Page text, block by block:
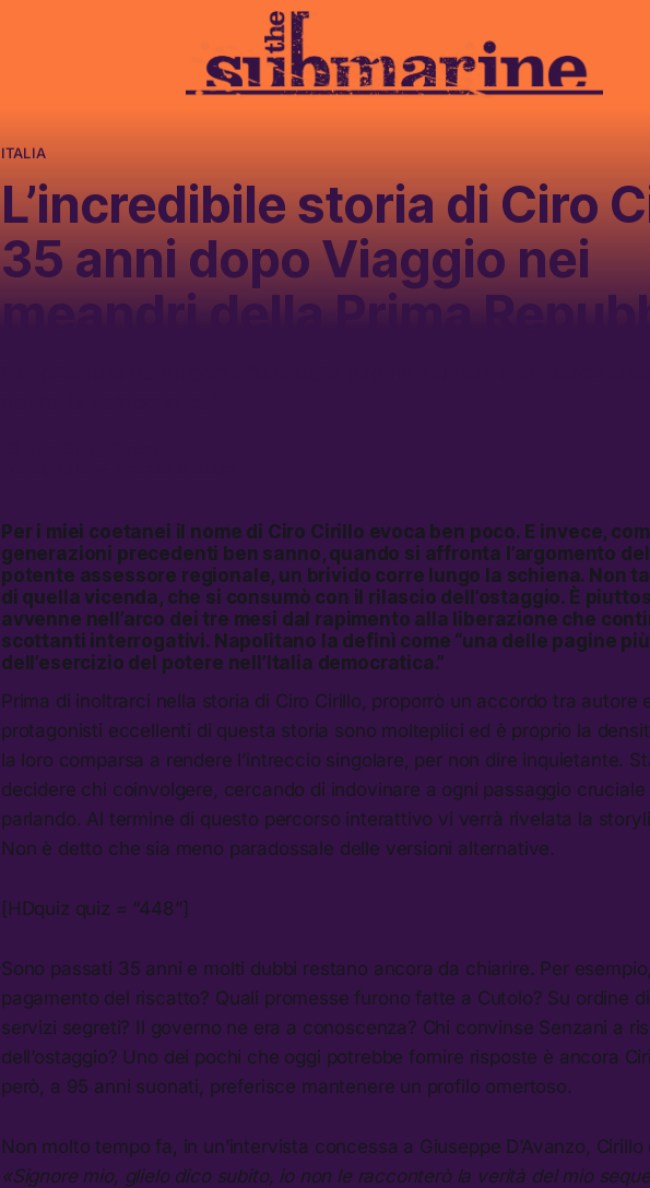
ITALIA
L’incredibile storia di Ciro
35 anni dopo Viaggio nei
meandri della Prima
Per i miei coetanei il nome di Ciro Cirillo evoca ben poco. E invece,
generazioni precedenti ben sanno, quando si affronta l’argomento
potente assessore regionale, un brivido corre lungo la schiena. Non
di quella vicenda, che si consumò con il rilascio dell’ostaggio. È
avvenne nell’arco dei tre mesi dal rapimento alla liberazione che
scottanti interrogativi. Napolitano la definì come “una delle pagine
dell’esercizio del potere nell’Italia democratica.”
Prima di inoltrarci nella storia di Ciro Cirillo, proporrò un accordo tra autore
protagonisti eccellenti di questa storia sono molteplici ed è proprio la
la loro comparsa a rendere l’intreccio singolare, per non dire inquietante.
decidere chi coinvolgere, cercando di indovinare a ogni passaggio cruciale
parlando. Al termine di questo percorso interattivo vi verrà rivelata la
Non è detto che sia meno paradossale delle versioni alternative.
[HDquiz quiz = “448”]
Sono passati 35 anni e molti dubbi restano ancora da chiarire. Per
pagamento del riscatto? Quali promesse furono fatte a Cutolo? Su ordine
servizi segreti? Il governo ne era a conoscenza? Chi convinse Senzani a
dell’ostaggio? Uno dei pochi che oggi potrebbe fornire risposte è ancora
però, a 95 anni suonati, preferisce mantenere un profilo omertoso.
Non molto tempo fa, in un’intervista concessa a Giuseppe D’Avanzo, Cirillo
«Signore mio, glielo dico subito, io non le racconterò la verità del mio